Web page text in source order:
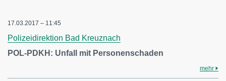
17.03.2017 – 11:45
Polizeidirektion Bad Kreuznach
POL-PDKH: Unfall mit Personenschaden
mehr